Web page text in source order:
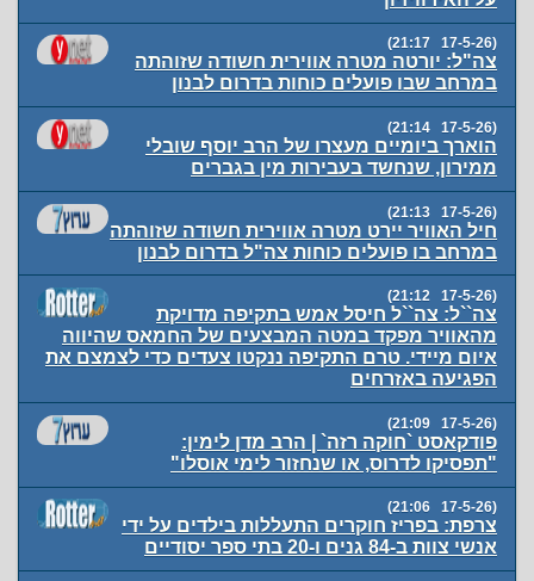
(17-5-26 21:17)
צה"ל: יורטה מטרה אווירית חשודה שזוהתה
במרחב שבו פועלים כוחות בדרום לבנון
(17-5-26 21:14)
הוארך ביומיים מעצרו של הרב יוסף שובלי
ממירון, שנחשד בעבירות מין בגברים
(17-5-26 21:13)
חיל האוויר יירט מטרה אווירית חשודה שזוהתה
במרחב בו פועלים כוחות צה"ל בדרום לבנון
(17-5-26 21:12)
צה``ל: צה``ל חיסל אמש בתקיפה מדויקת
מהאוויר מפקד במטה המבצעים של החמאס שהיווה
איום מיידי. טרם התקיפה ננקטו צעדים כדי לצמצם את
הפגיעה באזרחים
(17-5-26 21:09)
פודקאסט `חוקה רזה` | הרב מדן לימין:
"תפסיקו לדרוס, או שנחזור לימי אוסלו"
(17-5-26 21:06)
צרפת: בפריז חוקרים התעללות בילדים על ידי
אנשי צוות ב-84 גנים ו-20 בתי ספר יסודיים